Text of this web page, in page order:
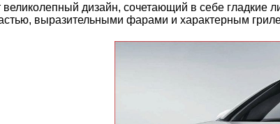
дизайн, сочетающий в себе гладкие
выразительными фарами и характерным